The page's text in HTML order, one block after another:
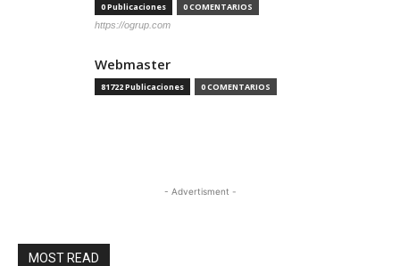
0 Publicaciones 0 COMENTARIOS
https://ogrup.com
Webmaster
81722 Publicaciones 0 COMENTARIOS
- Advertisment -
MOST READ